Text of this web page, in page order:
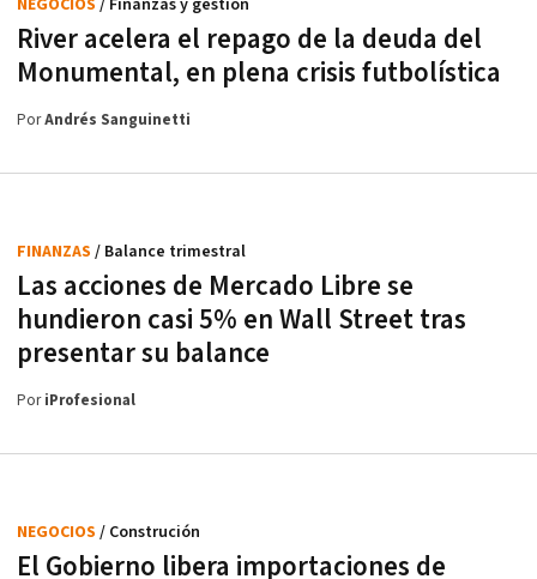
River acelera el repago de la deuda del
Monumental, en plena crisis futbolística
NEGOCIOS / Finanzas y gestión
PorAndrés Sanguinetti
Las acciones de Mercado Libre se
hundieron casi 5% en Wall Street tras
presentar su balance
FINANZAS / Balance trimestral
PoriProfesional
El Gobierno libera importaciones de
NEGOCIOS / Construción